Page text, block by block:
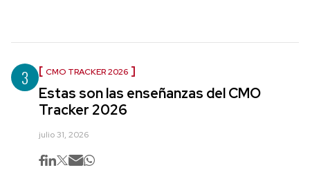
3 CMO TRACKER 2026
Estas son las enseñanzas del CMO
Tracker 2026
julio 31, 2026